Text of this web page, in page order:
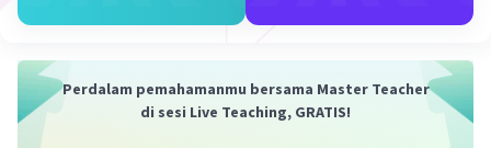
Perdalam pemahamanmu bersama Master Teacher
di sesi Live Teaching, GRATIS!